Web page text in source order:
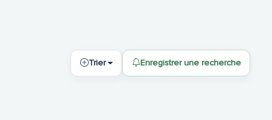
Trier Enregistrer une recherche